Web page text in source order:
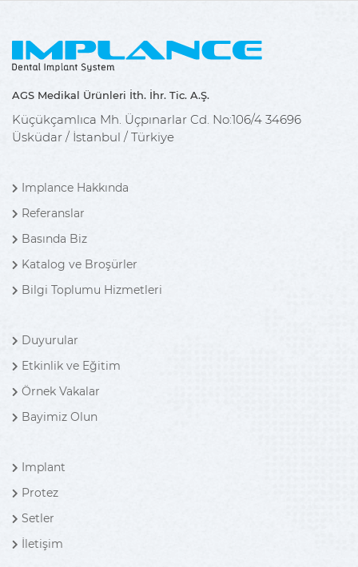
AGS Medikal Ürünleri İth. İhr. Tic. A.Ş.
Küçükçamlıca Mh. Üçpınarlar Cd. No:106/4 34696
Üsküdar / İstanbul / Türkiye
Implance Hakkında
Referanslar
Basında Biz
Katalog ve Broşürler
Bilgi Toplumu Hizmetleri
Duyurular
Etkinlik ve Eğitim
Örnek Vakalar
Bayimiz Olun
Implant
Protez
Setler
İletişim